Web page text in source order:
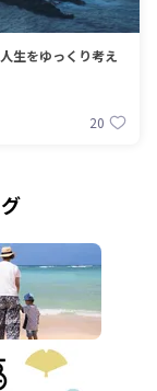
生をゆっくり考え
20